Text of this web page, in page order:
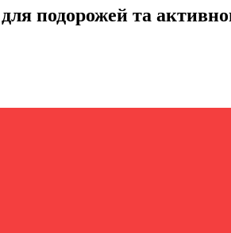
для подорожей та